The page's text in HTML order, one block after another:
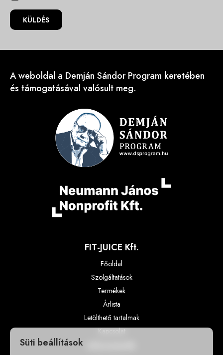
KÜLDÉS
A weboldal a Demján Sándor Program keretében
és támogatásával valósult meg.
FIT-JUICE Kft.
Főoldal
Szolgáltatások
Termékek
Árlista
Letölthető tartalmak
Kapcsolat
Süti beállítások